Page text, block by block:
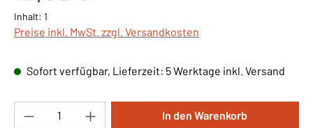
Inhalt: 1
Preise inkl. MwSt. zzgl. Versandkosten
Sofort verfügbar, Lieferzeit: 5 Werktage inkl. Versand
Produkt Anzahl: Gib den gewünschten
In den Warenkorb